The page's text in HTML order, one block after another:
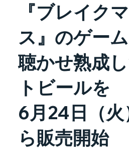
『ブレイク
ス』のゲー
聴かせ熟成
トビールを
6月24日（火
ら販売開始